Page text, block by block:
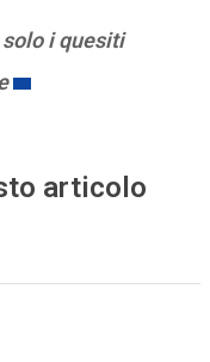
i quesiti
articolo